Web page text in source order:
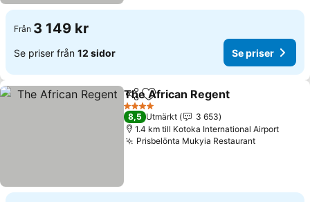
Från 3 149 kr
Se priser från 12 sidor Se priser
Dela Lägg till i Mina Favoriter
The African Regent
4 Stjärnor
8,5 Utmärkt
3 653
1.4 km till Kotoka International Airport
Prisbelönta Mukyia RestaurantSe priser